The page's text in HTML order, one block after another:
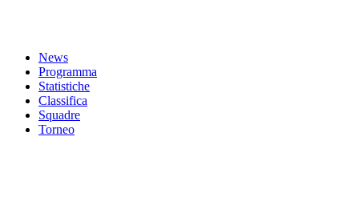
News
Programma
Statistiche
Classifica
Squadre
Torneo